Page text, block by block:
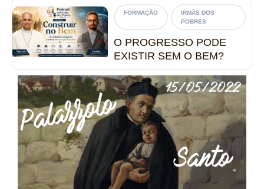
FORMAÇÃO
IRMÃS DOS
POBRES
O PROGRESSO PODE
EXISTIR SEM O BEM?